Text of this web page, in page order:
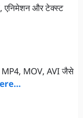
एनिमेशन और टेक्स्ट
MP4, MOV, AVI जैसे